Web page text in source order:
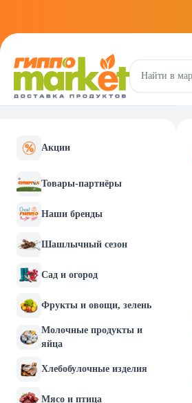
Акции
Товары-партнёры
Наши бренды
Шашлычный сезон
Сад и огород
Фрукты и овощи, зелень
Молочные продукты и
яйца
Хлебобулочные изделия
Мясо и птица